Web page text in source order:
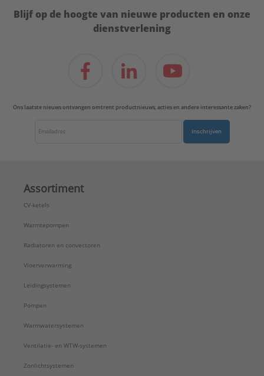
Blijf op de hoogte van nieuwe producten en onze
dienstverlening
Ons laatste nieuws ontvangen omtrent productnieuws, acties en andere interessante zaken?
Inschrijven
Assortiment
CV-ketels
Warmtepompen
Radiatoren en convectoren
Vloerverwarming
Leidingsystemen
Pompen
Warmwatersystemen
Ventilatie- en WTW-systemen
Zonlichtsystemen